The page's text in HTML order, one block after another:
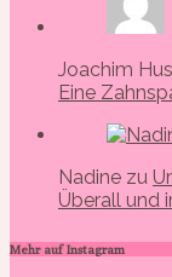
Joachim
Eine
Nadine zu
Überall und
Mehr auf Instagram